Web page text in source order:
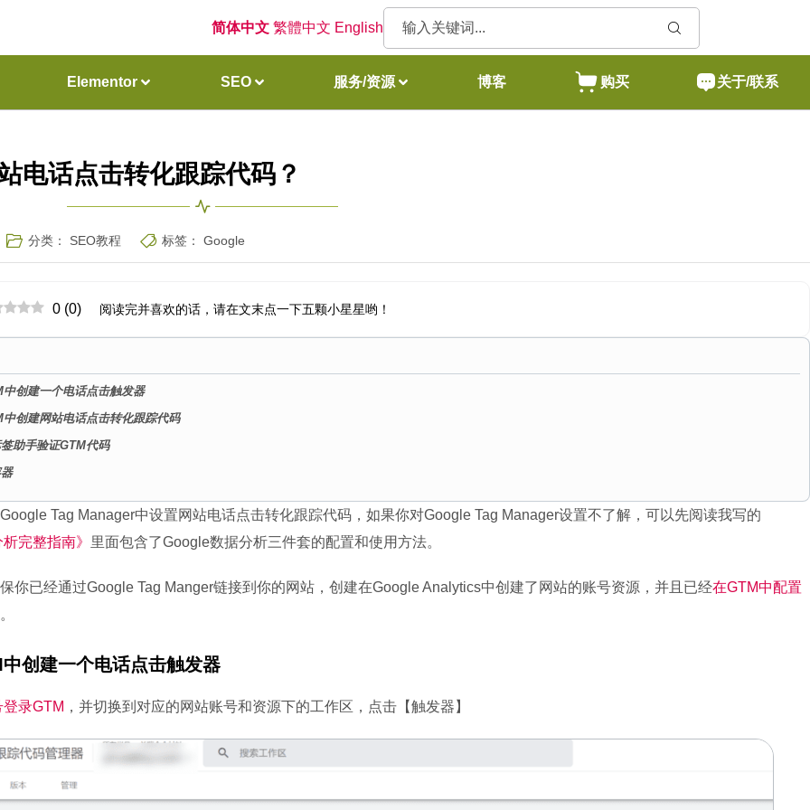
简体中文 繁體中文 English
Elementor SEO 服务/资源 博客 购买 关于/联系
电话点击转化跟踪代码？
分类： SEO教程 标签： Google
0 (0) 阅读完并喜欢的话，请在文末点一下五颗小星星哟！
中创建一个电话点击触发器
中创建网站电话点击转化跟踪代码
助手验证GTM代码
Tag Manager中设置网站电话点击转化跟踪代码，如果你对Google Tag Manager设置不了解，可以先阅读我写的
完整指南》 里面包含了Google数据分析三件套的配置和使用方法。
你已经通过Google Tag Manger链接到你的网站，创建在Google Analytics中创建了网站的账号资源，并且已经在GTM中配置
。
创建一个电话点击触发器
录GTM ，并切换到对应的网站账号和资源下的工作区，点击【触发器】